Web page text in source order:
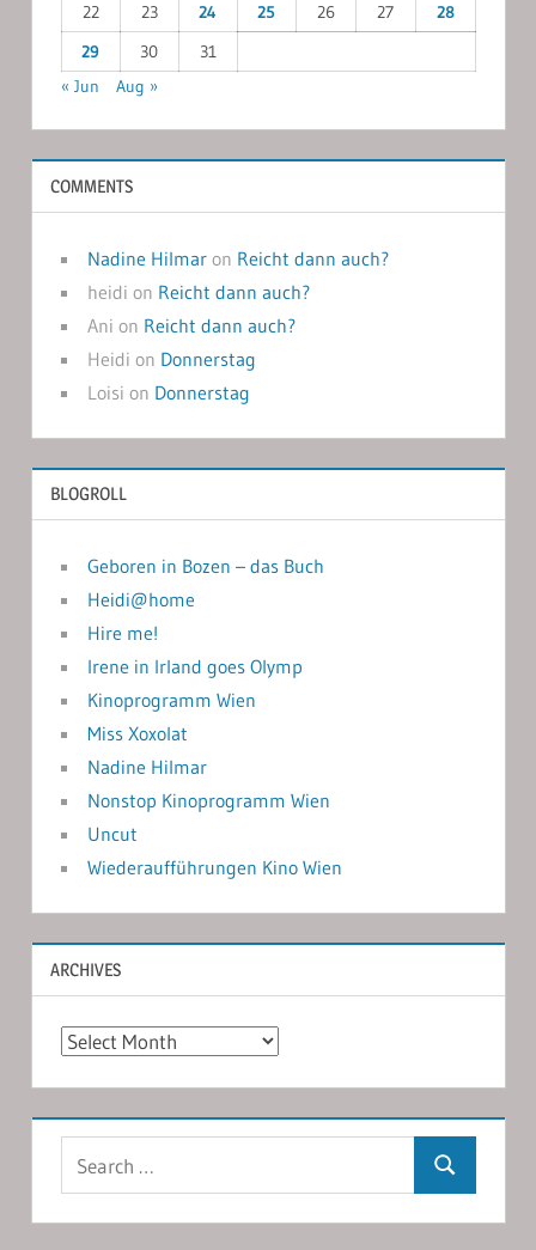
22
23 24 25 26 27
28
29
30
31
« Jun
Aug »
COMMENTS
Nadine Hilmaron Reicht dann auch?
heidi on Reicht dann auch?
Ani on Reicht dann auch?
Heidi on Donnerstag
Loisi on Donnerstag
BLOGROLL
Geboren in Bozen – das Buch
Heidi@home
Hire me!
Irene in Irland goes Olymp
Kinoprogramm Wien
Miss Xoxolat
Nadine Hilmar
Nonstop Kinoprogramm Wien
Uncut
Wiederaufführungen Kino Wien
ARCHIVES
Archives
Search